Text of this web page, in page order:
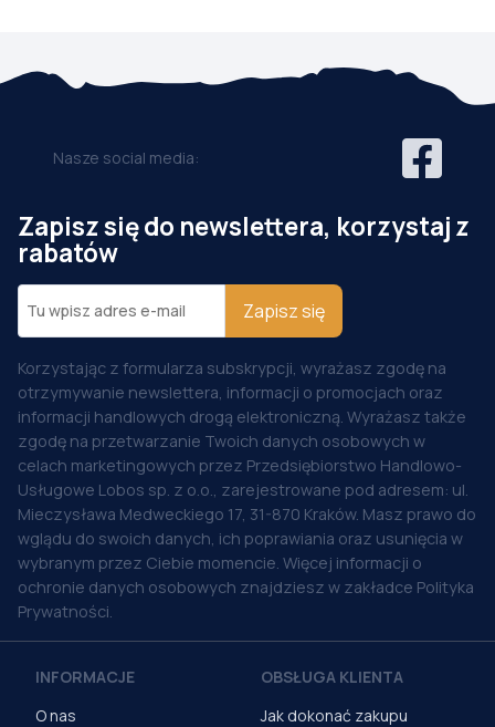
Nasze social media:
Zapisz się do newslettera, korzystaj z
rabatów
Zapisz się
Korzystając z formularza subskrypcji, wyrażasz zgodę na
otrzymywanie newslettera, informacji o promocjach oraz
informacji handlowych drogą elektroniczną. Wyrażasz także
zgodę na przetwarzanie Twoich danych osobowych w
celach marketingowych przez Przedsiębiorstwo Handlowo-
Usługowe Lobos sp. z o.o., zarejestrowane pod adresem: ul.
Mieczysława Medweckiego 17, 31-870 Kraków. Masz prawo do
wglądu do swoich danych, ich poprawiania oraz usunięcia w
wybranym przez Ciebie momencie. Więcej informacji o
ochronie danych osobowych znajdziesz w zakładce Polityka
Prywatności.
INFORMACJE
O nas
OBSŁUGA KLIENTA
Jak dokonać zakupu